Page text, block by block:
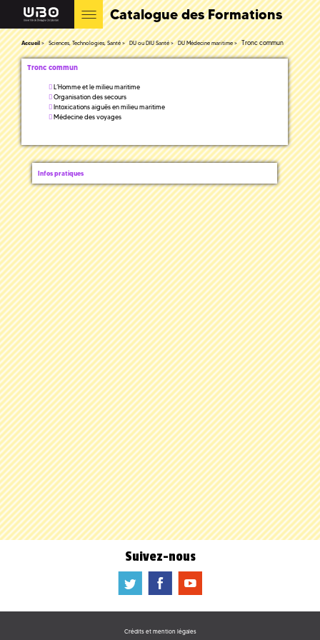
Catalogue des Formations
Accueil Sciences, Technologies, Santé DU ou DIU Santé DU Médecine maritime Tronc commun
Tronc commun
L’Homme et le milieu maritime
Organisation des secours
Intoxications aiguës en milieu maritime
Médecine des voyages
Infos pratiques
Suivez-nous
a b f
Crédits et mention légales